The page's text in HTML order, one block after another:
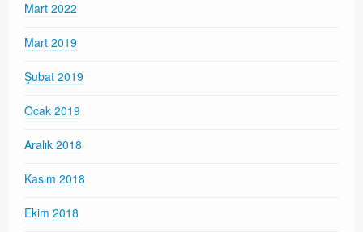
Mart 2022
Mart 2019
Şubat 2019
Ocak 2019
Aralık 2018
Kasım 2018
Ekim 2018